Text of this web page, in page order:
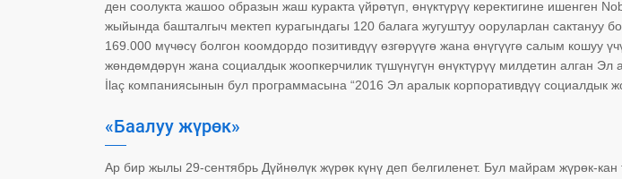
ден соолукта жашоо образын жаш куракта үйрөтүп, өнүктүрүү керектигине ишенген
жыйында башталгыч мектеп курагындагы 120 балага жугуштуу ооруларлан сактануу
169.000 мүчөсү болгон коомдордо позитивдүү өзгөрүүгө жана өнүгүүгө салым кошуу
жөндөмдөрүн жана социалдык жоопкерчилик түшүнүгүн өнүктүрүү милдетин алган
İlaç компаниясынын бул программасына “2016 Эл аралык корпоративдүү социалдык
«Баалуу жүрөк»
Ар бир жылы 29-сентябрь Дүйнөлүк жүрөк күнү деп белгиленет. Бул майрам жүрөк-кан